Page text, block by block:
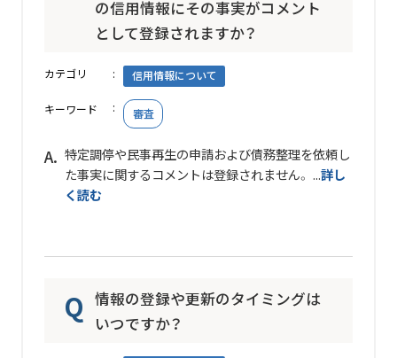
の信用情報にその事実がコメント
として登録されますか？
カテゴリ 信用情報について
キーワード 審査
特定調停や民事再生の申請および債務整理を依頼し
た事実に関するコメントは登録されません。 ...詳し
く読む
情報の登録や更新のタイミングは
いつですか？